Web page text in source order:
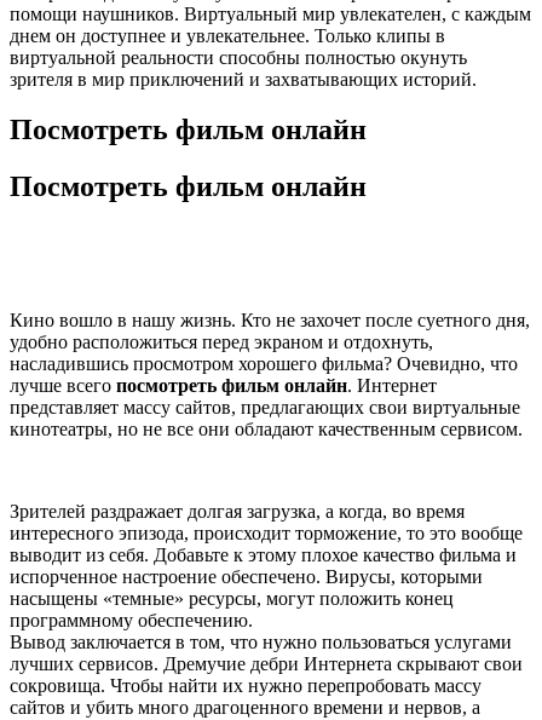
помощи наушников. Виртуальный мир увлекателен, с каждым
днем он доступнее и увлекательнее. Только клипы в
виртуальной реальности способны полностью окунуть
зрителя в мир приключений и захватывающих историй.
Посмотреть фильм онлайн
Посмотреть фильм онлайн
Кино вошло в нашу жизнь. Кто не захочет после суетного дня,
удобно расположиться перед экраном и отдохнуть,
насладившись просмотром хорошего фильма? Очевидно, что
лучше всего посмотреть фильм онлайн. Интернет
представляет массу сайтов, предлагающих свои виртуальные
кинотеатры, но не все они обладают качественным сервисом.
Зрителей раздражает долгая загрузка, а когда, во время
интересного эпизода, происходит торможение, то это вообще
выводит из себя. Добавьте к этому плохое качество фильма и
испорченное настроение обеспечено. Вирусы, которыми
насыщены «темные» ресурсы, могут положить конец
программному обеспечению.
Вывод заключается в том, что нужно пользоваться услугами
лучших сервисов. Дремучие дебри Интернета скрывают свои
сокровища. Чтобы найти их нужно перепробовать массу
сайтов и убить много драгоценного времени и нервов, а